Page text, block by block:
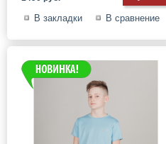
В закладки В сравнение